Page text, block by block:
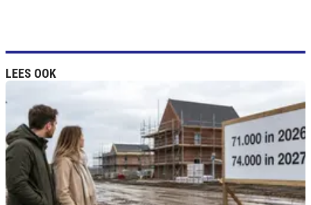
LEES OOK